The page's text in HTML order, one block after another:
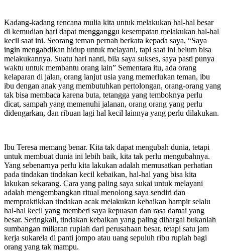
Kadang-kadang rencana mulia kita untuk melakukan hal-hal besar
di kemudian hari dapat mengganggu kesempatan melakukan hal-hal
kecil saat ini. Seorang teman pernah berkata kepada saya, “Saya
ingin mengabdikan hidup untuk melayani, tapi saat ini belum bisa
melakukannya. Suatu hari nanti, bila saya sukses, saya pasti punya
waktu untuk membantu orang lain” Sementara itu, ada orang
kelaparan di jalan, orang lanjut usia yang memerlukan teman, ibu
ibu dengan anak yang membutuhkan pertolongan, orang-orang yang
tak bisa membaca karena buta, tetangga yang temboknya perlu
dicat, sampah yang memenuhi jalanan, orang orang yang perlu
didengarkan, dan ribuan lagi hal kecil lainnya yang perlu dilakukan.
Ibu Teresa memang benar. Kita tak dapat mengubah dunia, tetapi
untuk membuat dunia ini lebih baik, kita tak perlu mengubahnya.
Yang sebenarnya perlu kita lakukan adalah memusatkan perhatian
pada tindakan tindakan kecil kebaikan, hal-hal yang bisa kita
lakukan sekarang. Cara yang paling saya sukai untuk melayani
adalah mengembangkan ritual menolong saya sendiri dan
mempraktikkan tindakan acak melakukan kebaikan hampir selalu
hal-hal kecil yang memberi saya kepuasan dan rasa damai yang
besar. Seringkali, tindakan kebaikan yang paling dihargai bukanlah
sumbangan miliaran rupiah dari perusahaan besar, tetapi satu jam
kerja sukarela di panti jompo atau uang sepuluh ribu rupiah bagi
orang yang tak mampu.